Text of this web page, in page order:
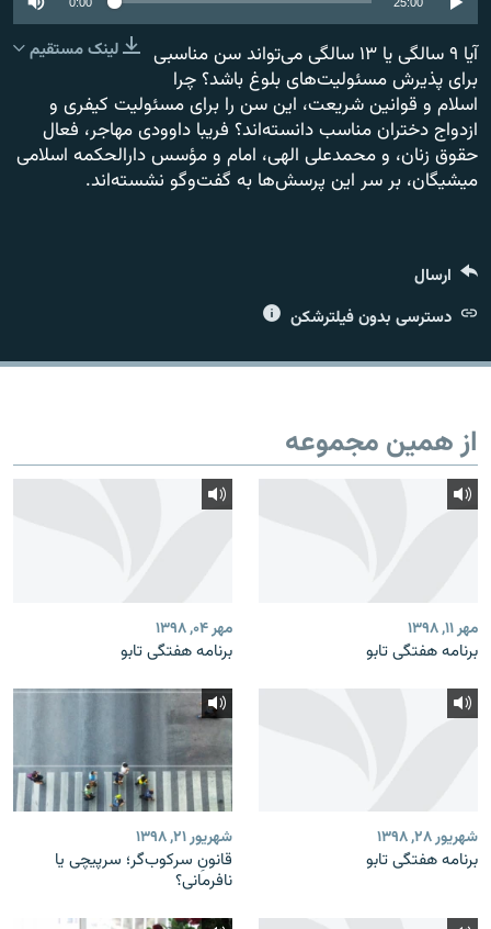
زبان‌های دیگر
لینک مستقیم
آیا ۹ سالگی یا ۱۳ سالگی می‌تواند سن مناسبی
برای پذیرش مسئولیت‌های بلوغ باشد؟ چرا
اسلام و قوانین شریعت، این سن را برای مسئولیت کیفری و
ازدواج دختران مناسب دانسته‌اند؟ فریبا داوودی مهاجر، فعال
حقوق زنان، و محمدعلی الهی، امام و مؤسس دارالحکمه اسلامی
میشیگان، بر سر این پرسش‌ها به گفت‌وگو نشسته‌اند.
ارسال
دسترسی بدون فیلترشکن
از همین مجموعه
مهر ۱۱, ۱۳۹۸
برنامه‌ هفتگی تابو
مهر ۰۴, ۱۳۹۸
برنامه‌ هفتگی تابو
شهریور ۲۸, ۱۳۹۸
برنامه‌ هفتگی تابو
شهریور ۲۱, ۱۳۹۸
قانونِ سرکوب‌گر؛ سرپیچی یا
نافرمانی؟